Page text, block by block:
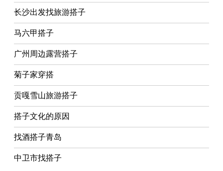
长沙出发找旅游搭子
马六甲搭子
广州周边露营搭子
菊子家穿搭
贡嘎雪山旅游搭子
搭子文化的原因
找酒搭子青岛
中卫市找搭子